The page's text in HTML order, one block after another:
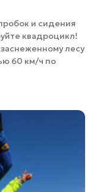
и сидения
квадроцикл!
лесу
60 км/ч по